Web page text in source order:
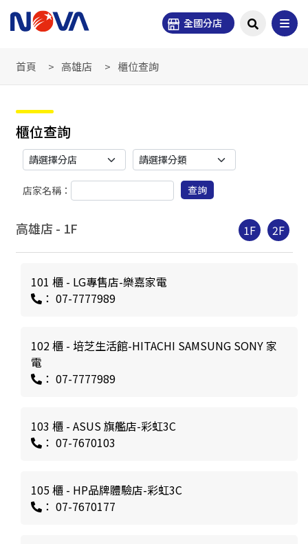
全國分店
首頁 高雄店 櫃位查詢
櫃位查詢
店家名稱： 查詢
高雄店 - 1F 1F 2F
101 櫃 - LG專售店-樂嘉家電
： 07-7777989
102 櫃 - 培芝生活館-HITACHI SAMSUNG SONY 家
電
： 07-7777989
103 櫃 - ASUS 旗艦店-彩虹3C
： 07-7670103
105 櫃 - HP品牌體驗店-彩虹3C
： 07-7670177